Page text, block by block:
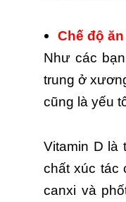
Chế độ
Như các
trung ở
cũng là yếu
Vitamin D là
chất xúc tác
canxi và